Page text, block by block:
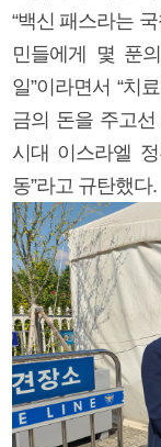
“백신 패스라는
민들에게 몇 푼
일”이라면서 “치
금의 돈을 주고
시대 이스라엘
동”라고 규탄했다.